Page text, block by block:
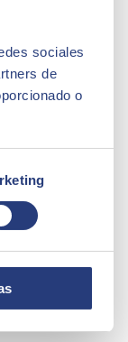
sociales
de
o